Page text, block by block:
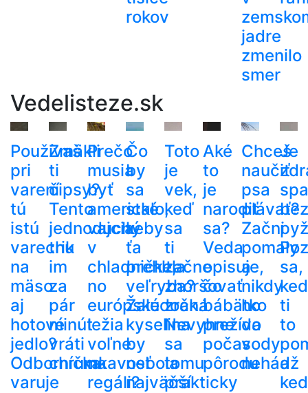
rokov
jadre
zmenilo
smer
Vedelisteze.sk
Používaš
pri
varení
tú
istú
varechu
na
mäso
aj
hotové
jedlo?
Odborníčka
varuje
Zmäkli
ti
čipsy?
Tento
jednoduchý
trik
im
za
pár
minút
vráti
chrumkavosť
Prečo
musia
byť
americké
vajcia
v
chladničke,
no
európske
ležia
voľne
na
regáli?
Čo
by
sa
stalo,
keby
ťa
prehltla
veľryba?
Žalúdočná
kyselina
by
nebola
najväčší
Toto
je
vek,
keď
sa
ti
začne
zhoršovať
zrak.
Nevyhne
sa
tomu
prakticky
Aké
to
je
narodiť
sa?
Veda
opisuje,
čo
bábätko
prežíva
počas
pôrodu
Chceš
naučiť
psa
plávať?
Začni
pomaly
a
nikdy
ho
do
vody
nehádž
Je
bez
sa,
ti
to
a